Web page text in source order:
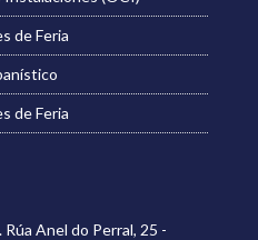
de Feria
de Feria
Anel do Perral, 25 -